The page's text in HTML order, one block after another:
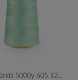
Garn türkis 5000y 605 12St